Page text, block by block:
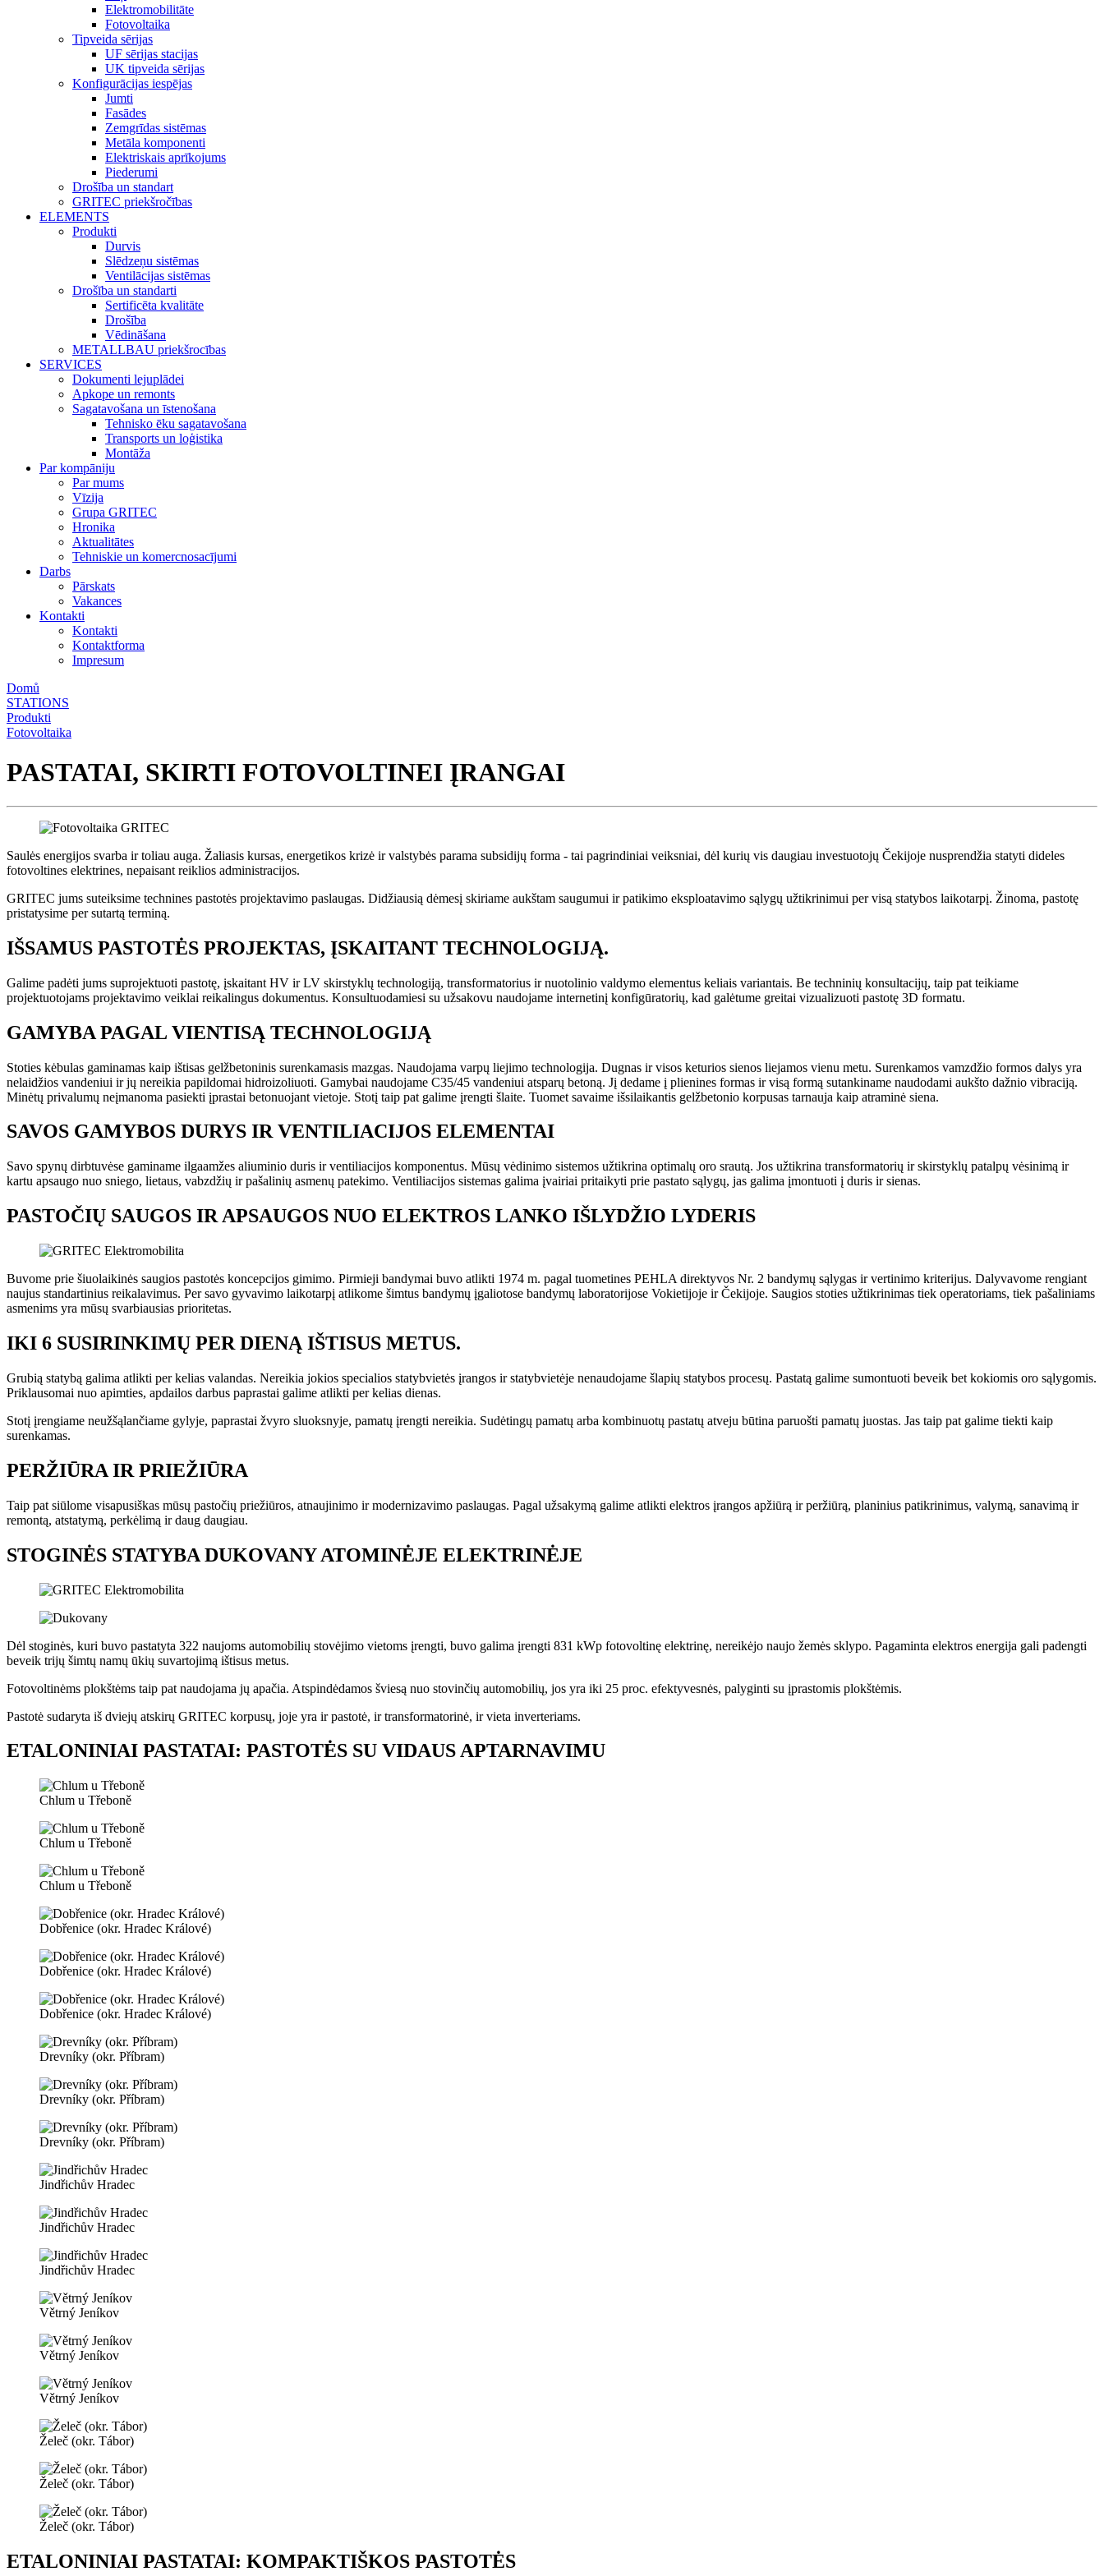
Elektromobilitāte
Fotovoltaika
Tipveida sērijas
UF sērijas stacijas
UK tipveida sērijas
Konfigurācijas iespējas
Jumti
Fasādes
Zemgrīdas sistēmas
Metāla komponenti
Elektriskais aprīkojums
Piederumi
Drošība un standart
GRITEC priekšročības
ELEMENTS
Produkti
Durvis
Slēdzeņu sistēmas
Ventilācijas sistēmas
Drošība un standarti
Sertificēta kvalitāte
Drošība
Vēdināšana
METALLBAU priekšrocības
SERVICES
Dokumenti lejuplādei
Apkope un remonts
Sagatavošana un īstenošana
Tehnisko ēku sagatavošana
Transports un loģistika
Montāža
Par kompāniju
Par mums
Vīzija
Grupa GRITEC
Hronika
Aktualitātes
Tehniskie un komercnosacījumi
Darbs
Pārskats
Vakances
Kontakti
Kontakti
Kontaktforma
Impresum
Domů
STATIONS
Produkti
Fotovoltaika
PASTATAI, SKIRTI FOTOVOLTINEI ĮRANGAI
Saulės energijos svarba ir toliau auga. Žaliasis kursas, energetikos krizė ir valstybės parama subsidijų forma - tai pagrindiniai veiksniai, dėl kurių vis daugiau investuotojų Čekijoje nusprendžia statyti dideles
fotovoltines elektrines, nepaisant reiklios administracijos.
GRITEC jums suteiksime technines pastotės projektavimo paslaugas. Didžiausią dėmesį skiriame aukštam saugumui ir patikimo eksploatavimo sąlygų užtikrinimui per visą statybos laikotarpį. Žinoma, pastotę
pristatysime per sutartą terminą.
IŠSAMUS PASTOTĖS PROJEKTAS, ĮSKAITANT TECHNOLOGIJĄ.
Galime padėti jums suprojektuoti pastotę, įskaitant HV ir LV skirstyklų technologiją, transformatorius ir nuotolinio valdymo elementus keliais variantais. Be techninių konsultacijų, taip pat teikiame
projektuotojams projektavimo veiklai reikalingus dokumentus. Konsultuodamiesi su užsakovu naudojame internetinį konfigūratorių, kad galėtume greitai vizualizuoti pastotę 3D formatu.
GAMYBA PAGAL VIENTISĄ TECHNOLOGIJĄ
Stoties kėbulas gaminamas kaip ištisas gelžbetoninis surenkamasis mazgas. Naudojama varpų liejimo technologija. Dugnas ir visos keturios sienos liejamos vienu metu. Surenkamos vamzdžio formos dalys yra
nelaidžios vandeniui ir jų nereikia papildomai hidroizoliuoti. Gamybai naudojame C35/45 vandeniui atsparų betoną. Jį dedame į plienines formas ir visą formą sutankiname naudodami aukšto dažnio vibraciją.
Minėtų privalumų neįmanoma pasiekti įprastai betonuojant vietoje. Stotį taip pat galime įrengti šlaite. Tuomet savaime išsilaikantis gelžbetonio korpusas tarnauja kaip atraminė siena.
SAVOS GAMYBOS DURYS IR VENTILIACIJOS ELEMENTAI
Savo spynų dirbtuvėse gaminame ilgaamžes aliuminio duris ir ventiliacijos komponentus. Mūsų vėdinimo sistemos užtikrina optimalų oro srautą. Jos užtikrina transformatorių ir skirstyklų patalpų vėsinimą ir
kartu apsaugo nuo sniego, lietaus, vabzdžių ir pašalinių asmenų patekimo. Ventiliacijos sistemas galima įvairiai pritaikyti prie pastato sąlygų, jas galima įmontuoti į duris ir sienas.
PASTOČIŲ SAUGOS IR APSAUGOS NUO ELEKTROS LANKO IŠLYDŽIO LYDERIS
Buvome prie šiuolaikinės saugios pastotės koncepcijos gimimo. Pirmieji bandymai buvo atlikti 1974 m. pagal tuometines PEHLA direktyvos Nr. 2 bandymų sąlygas ir vertinimo kriterijus. Dalyvavome rengiant
naujus standartinius reikalavimus. Per savo gyvavimo laikotarpį atlikome šimtus bandymų įgaliotose bandymų laboratorijose Vokietijoje ir Čekijoje. Saugios stoties užtikrinimas tiek operatoriams, tiek pašaliniams
asmenims yra mūsų svarbiausias prioritetas.
IKI 6 SUSIRINKIMŲ PER DIENĄ IŠTISUS METUS.
Grubią statybą galima atlikti per kelias valandas. Nereikia jokios specialios statybvietės įrangos ir statybvietėje nenaudojame šlapių statybos procesų. Pastatą galime sumontuoti beveik bet kokiomis oro sąlygomis.
Priklausomai nuo apimties, apdailos darbus paprastai galime atlikti per kelias dienas.
Stotį įrengiame neužšąlančiame gylyje, paprastai žvyro sluoksnyje, pamatų įrengti nereikia. Sudėtingų pamatų arba kombinuotų pastatų atveju būtina paruošti pamatų juostas. Jas taip pat galime tiekti kaip
surenkamas.
PERŽIŪRA IR PRIEŽIŪRA
Taip pat siūlome visapusiškas mūsų pastočių priežiūros, atnaujinimo ir modernizavimo paslaugas. Pagal užsakymą galime atlikti elektros įrangos apžiūrą ir peržiūrą, planinius patikrinimus, valymą, sanavimą ir
remontą, atstatymą, perkėlimą ir daug daugiau.
STOGINĖS STATYBA DUKOVANY ATOMINĖJE ELEKTRINĖJE
Dėl stoginės, kuri buvo pastatyta 322 naujoms automobilių stovėjimo vietoms įrengti, buvo galima įrengti 831 kWp fotovoltinę elektrinę, nereikėjo naujo žemės sklypo. Pagaminta elektros energija gali padengti
beveik trijų šimtų namų ūkių suvartojimą ištisus metus.
Fotovoltinėms plokštėms taip pat naudojama jų apačia. Atspindėdamos šviesą nuo stovinčių automobilių, jos yra iki 25 proc. efektyvesnės, palyginti su įprastomis plokštėmis.
Pastotė sudaryta iš dviejų atskirų GRITEC korpusų, joje yra ir pastotė, ir transformatorinė, ir vieta inverteriams.
ETALONINIAI PASTATAI: PASTOTĖS SU VIDAUS APTARNAVIMU
Chlum u Třeboně
Chlum u Třeboně
Chlum u Třeboně
Dobřenice (okr. Hradec Králové)
Dobřenice (okr. Hradec Králové)
Dobřenice (okr. Hradec Králové)
Drevníky (okr. Příbram)
Drevníky (okr. Příbram)
Drevníky (okr. Příbram)
Jindřichův Hradec
Jindřichův Hradec
Jindřichův Hradec
Větrný Jeníkov
Větrný Jeníkov
Větrný Jeníkov
Želeč (okr. Tábor)
Želeč (okr. Tábor)
Želeč (okr. Tábor)
ETALONINIAI PASTATAI: KOMPAKTIŠKOS PASTOTĖS